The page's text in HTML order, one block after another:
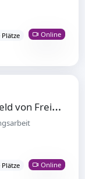
Plätze Online
K
I und Polizeiarbeit: Im Spannungsfeld von Freiheit und Sicherheit
Plätze Online